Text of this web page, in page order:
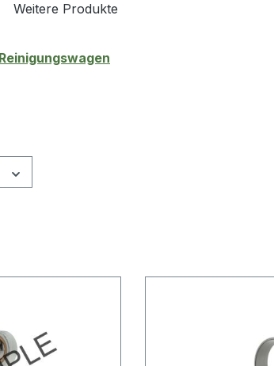
Weitere Produkte
Reinigungswagen